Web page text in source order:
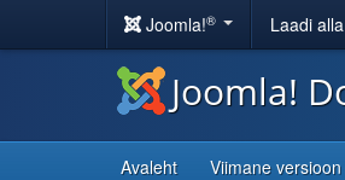
Joomla!® Laadi
Joomla!
Avaleht Viimane versioon